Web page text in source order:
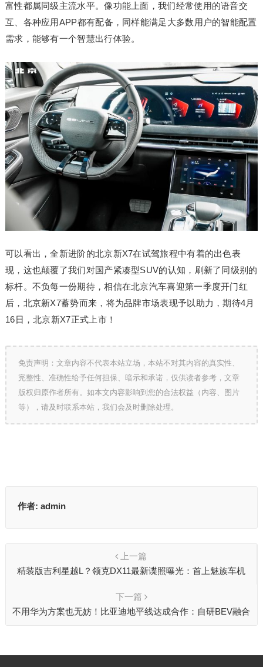
富性都属同级主流水平。像功能上面，我们经常使用的语音交
互、各种应用APP都有配备，同样能满足大多数用户的智能配置
需求，能够有一个智慧出行体验。
可以看出，全新进阶的北京新X7在试驾旅程中有着的出色表
现，这也颠覆了我们对国产紧凑型SUV的认知，刷新了同级别的
标杆。不负每一份期待，相信在北京汽车喜迎第一季度开门红
后，北京新X7蓄势而来，将为品牌市场表现予以助力，期待4月
16日，北京新X7正式上市！
免责声明：文章内容不代表本站立场，本站不对其内容的真实性、
完整性、准确性给予任何担保、暗示和承诺，仅供读者参考，文章
版权归原作者所有。如本文内容影响到您的合法权益（内容、图片
等），请及时联系本站，我们会及时删除处理。
作者: admin
上一篇
精装版吉利星越L？领克DX11最新谍照曝光：首上魅族车机
下一篇
不用华为方案也无妨！比亚迪地平线达成合作：自研BEV融合